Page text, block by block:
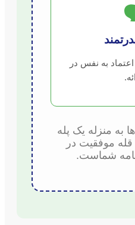
به نفس در
به منزله یک پله
موفقیت در
شماست.